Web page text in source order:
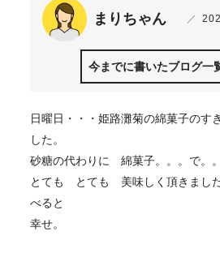
まりちゃん
今までに書いたブログ一
日曜日・・・姫路灘菊の綿菓子のす
した。
砂糖の代わりに 綿菓子。。。で。
とても とても 美味しく頂きまし
べると
幸せ。